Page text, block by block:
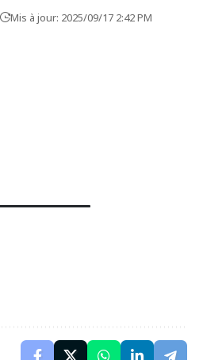
Mis à jour: 2025/09/17 2:42 PM